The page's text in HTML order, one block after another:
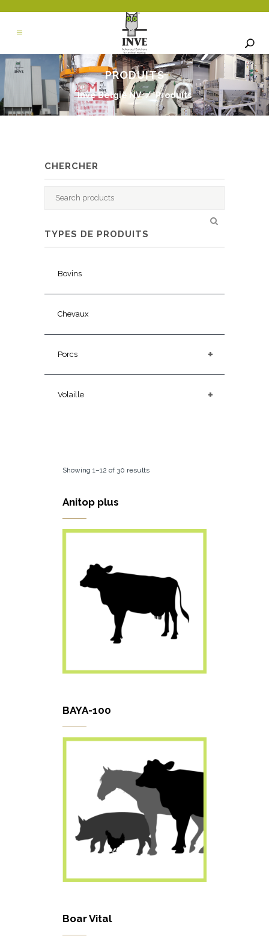
PRODUITS
Inve België NV / Produits
CHERCHER
for:
TYPES DE PRODUITS
Bovins
Chevaux
+
Porcs
+
Volaille
Showing 1–12 of 30 results
Anitop plus
BAYA-100
Boar Vital